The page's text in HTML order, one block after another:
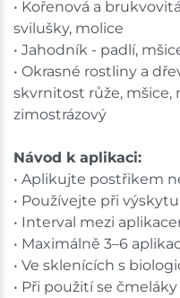
• Kořenová a
svilušky, molice
• Jahodník - padlí,
• Okrasné rostliny a
skvrnitost růže, mšice,
zimostrázový
Návod k aplikaci:
• Aplikujte postřikem
• Používejte při
• Interval mezi
• Maximálně 3–6
• Ve sklenících s
• Při použití se